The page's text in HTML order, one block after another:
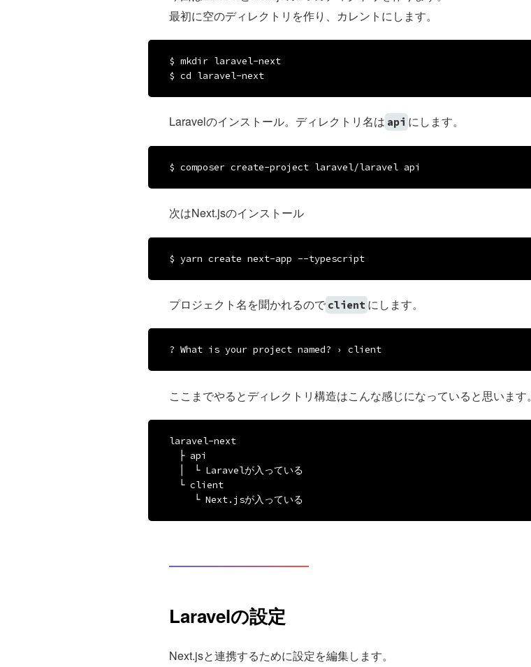
最初に空のディレクトリを作り、カレントにします。
$ mkdir laravel-next
$ cd laravel-next
Laravelのインストール。ディレクトリ名は api にします。
$ composer create-project laravel/laravel api
次はNext.jsのインストール
$ yarn create next-app --typescript
プロジェクト名を聞かれるので client にします。
? What is your project named? › client
ここまでやるとディレクトリ構造はこんな感じになっていると思います。
laravel-next
├ api
│　└ Laravelが入っている
└ client
└ Next.jsが入っている
Laravelの設定
Next.jsと連携するために設定を編集します。